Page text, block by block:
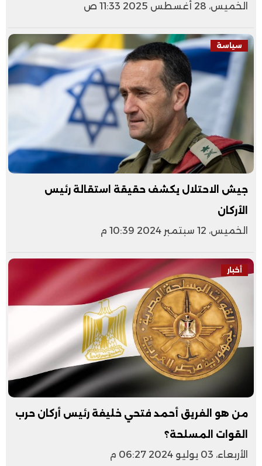
الخميس، 28 أغسطس 2025 11:33 ص
سياسة
جيش الاحتلال يكشف حقيقة استقالة رئيس
الأركان
الخميس، 12 سبتمبر 2024 10:39 م
أخبار
من هو الفريق أحمد فتحي خليفة رئيس أركان حرب
القوات المسلحة؟
الأربعاء، 03 يوليو 2024 06:27 م